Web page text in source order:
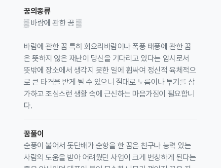
꿈의종류
▒ 바람에 관한 꿈 ▒
바람에 관한 꿈 특히 회오리바람이나 폭풍 태풍에 관한 꿈
은 뜻하지 않은 재난이 당신을 기다리고 있다는 암시로서
뜻밖에 장소에서 생각지 못한 일에 휩싸여 정신적 육체적으
로 큰 타격을 받게 될 수 있으니 절대로 노름이나 투기를 삼
가하고 조심스런 생활 속에 근신하는 마음가짐이 필요합니
다.
꿈풀이
순풍이 불어서 돛단배가 순항을 한 꿈은 친구나 능력 있는
사람의 도움을 받아 어려웠던 사업이 크게 번창하게 된다는